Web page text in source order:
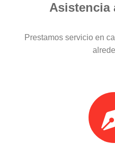
Asistencia
Prestamos servicio en